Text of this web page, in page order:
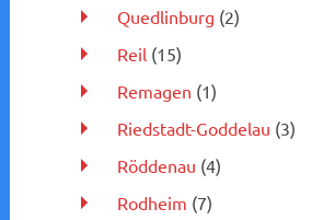
Quedlinburg (2)
Reil(15)
Remagen (1)
Riedstadt-Goddelau (3)
Röddenau (4)
Rodheim (7)